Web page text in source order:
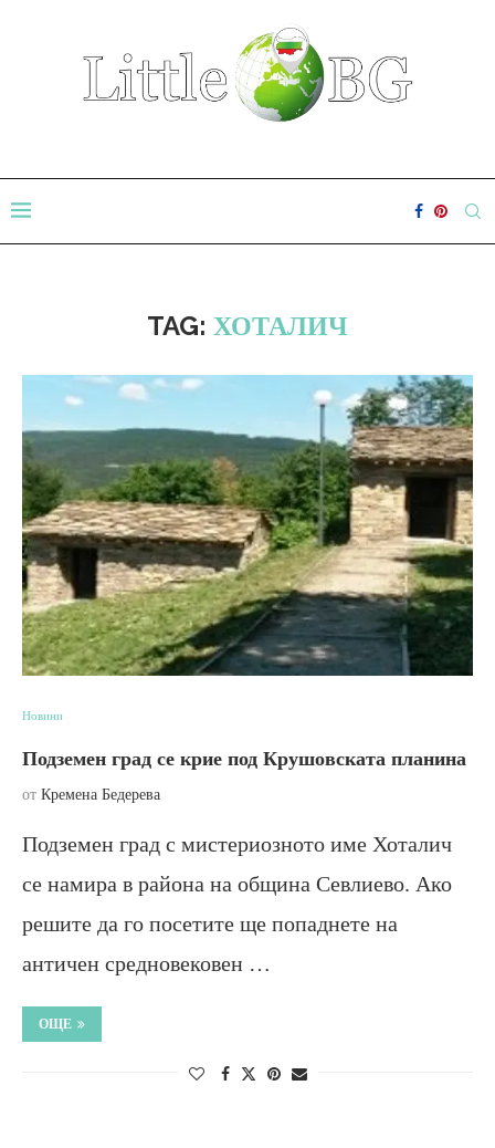
TAG: ХОТАЛИЧ
Новини
Подземен град се крие под Крушовската планина
от Кремена Бедерева
Подземен град с мистериозното име Хоталич
се намира в района на община Севлиево. Ако
решите да го посетите ще попаднете на
античен средновековен …
ОЩЕ